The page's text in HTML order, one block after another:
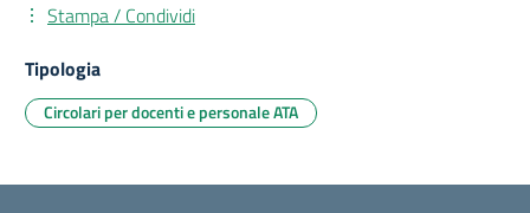
Stampa / Condividi
Tipologia
Circolari per docenti e personale ATA